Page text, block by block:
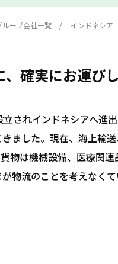
ループ会社一覧 インドネシア
、確実にお運び
されインドネシアへ進
ました。現在、海上輸
物は機械設備、医療関
物流のことを考えなくて